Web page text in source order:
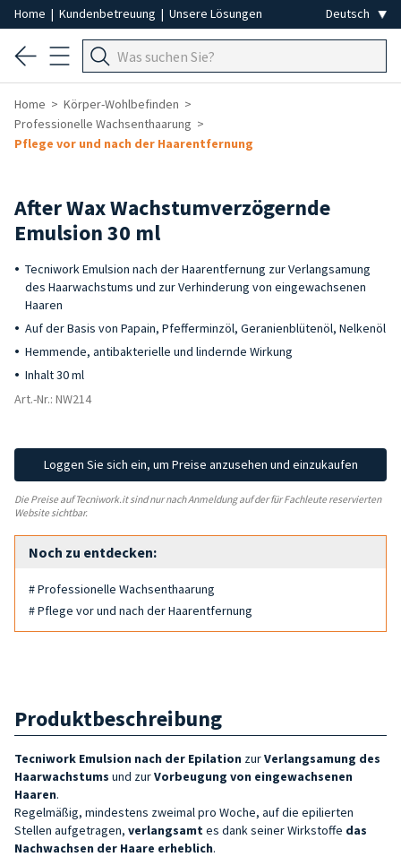
Home | Kundenbetreuung | Unsere Lösungen
Home
Körper-Wohlbefinden
Professionelle Wachsenthaarung
Pflege vor und nach der Haarentfernung
After Wax Wachstumverzögernde
Emulsion 30 ml
Tecniwork Emulsion nach der Haarentfernung zur Verlangsamung
des Haarwachstums und zur Verhinderung von eingewachsenen
Haaren
Auf der Basis von Papain, Pfefferminzöl, Geranienblütenöl, Nelkenöl
Hemmende, antibakterielle und lindernde Wirkung
Inhalt 30 ml
Art.-Nr.: NW214
Loggen Sie sich ein, um Preise anzusehen und einzukaufen
Die Preise auf Tecniwork.it sind nur nach Anmeldung auf der für Fachleute reservierten
Website sichtbar.
Noch zu entdecken:
# Professionelle Wachsenthaarung
# Pflege vor und nach der Haarentfernung
Produktbeschreibung
Tecniwork Emulsion nach der Epilation zurVerlangsamung des
Haarwachstums und zurVorbeugung von eingewachsenen
Haaren.
Regelmäßig, mindestens zweimal pro Woche, auf die epilierten
Stellen aufgetragen, verlangsamt es dank seiner Wirkstoffe das
Nachwachsen der Haare erheblich.